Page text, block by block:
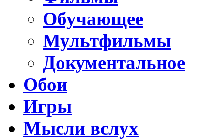
Обучающее
Мультфильмы
Документальное
Обои
Игры
Мысли вслух